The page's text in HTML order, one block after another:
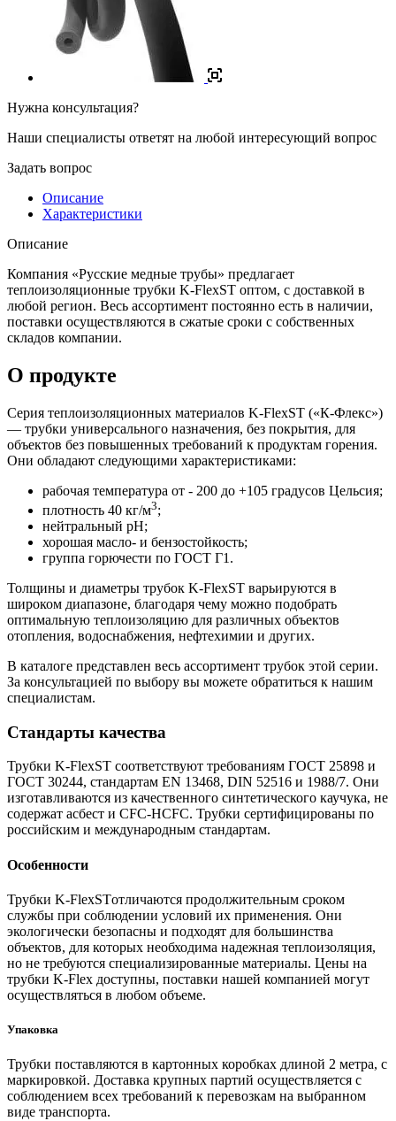
Нужна консультация?
Наши специалисты ответят на любой интересующий вопрос
Задать вопрос
Описание
Характеристики
Описание
Компания «Русские медные трубы» предлагает
теплоизоляционные трубки K-FlexST оптом, с доставкой в
любой регион. Весь ассортимент постоянно есть в наличии,
поставки осуществляются в сжатые сроки с собственных
складов компании.
О продукте
Серия теплоизоляционных материалов K-FlexST («К-Флекс»)
— трубки универсального назначения, без покрытия, для
объектов без повышенных требований к продуктам горения.
Они обладают следующими характеристиками:
рабочая температура от - 200 до +105 градусов Цельсия;
плотность 40 кг/м3;
нейтральный pH;
хорошая масло- и бензостойкость;
группа горючести по ГОСТ Г1.
Толщины и диаметры трубок K-FlexST варьируются в
широком диапазоне, благодаря чему можно подобрать
оптимальную теплоизоляцию для различных объектов
отопления, водоснабжения, нефтехимии и других.
В каталоге представлен весь ассортимент трубок этой серии.
За консультацией по выбору вы можете обратиться к нашим
специалистам.
Стандарты качества
Трубки K-FlexST соответствуют требованиям ГОСТ 25898 и
ГОСТ 30244, стандартам EN 13468, DIN 52516 и 1988/7. Они
изготавливаются из качественного синтетического каучука, не
содержат асбест и CFC-HCFC. Трубки сертифицированы по
российским и международным стандартам.
Особенности
Трубки K-FlexSTотличаются продолжительным сроком
службы при соблюдении условий их применения. Они
экологически безопасны и подходят для большинства
объектов, для которых необходима надежная теплоизоляция,
но не требуются специализированные материалы. Цены на
трубки K-Flex доступны, поставки нашей компанией могут
осуществляться в любом объеме.
Упаковка
Трубки поставляются в картонных коробках длиной 2 метра, с
маркировкой. Доставка крупных партий осуществляется с
соблюдением всех требований к перевозкам на выбранном
виде транспорта.